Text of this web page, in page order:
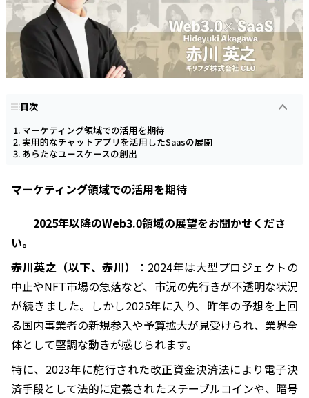
目次
マーケティング領域での活用を期待
実用的なチャットアプリを活用したSaasの展開
あらたなユースケースの創出
マーケティング領域での活用を期待
──2025年以降のWeb3.0領域の展望をお聞かせくださ
い。
赤川英之（以下、赤川）
：2024年は大型プロジェクトの
中止やNFT市場の急落など、市況の先行きが不透明な状況
が続きました。しかし2025年に入り、昨年の予想を上回
る国内事業者の新規参入や予算拡大が見受けられ、業界全
体として堅調な動きが感じられます。
特に、2023年に施行された改正資金決済法により電子決
済手段として法的に定義されたステーブルコインや、暗号